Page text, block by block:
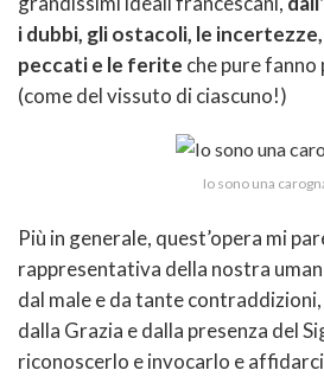
i dubbi, gli ostacoli, le
peccati e le ferite che pure
(come del vissuto di ciascuno!)
Io sono una
Più in generale, quest’opera mi
rappresentativa della nostra
dal male e da tante
dalla Grazia e dalla presenza del
riconoscerlo e invocarlo e